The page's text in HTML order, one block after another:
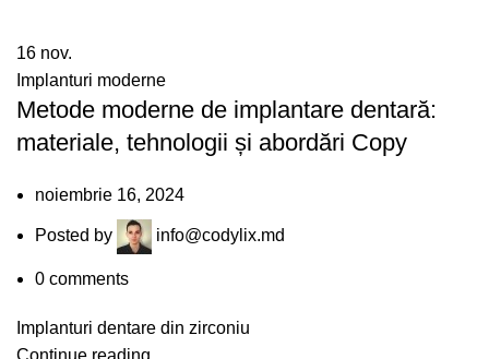
16 nov.
Implanturi moderne
Metode moderne de implantare dentară:
materiale, tehnologii și abordări Copy
noiembrie 16, 2024
Posted by info@codylix.md
0 comments
Implanturi dentare din zirconiu
Continue reading